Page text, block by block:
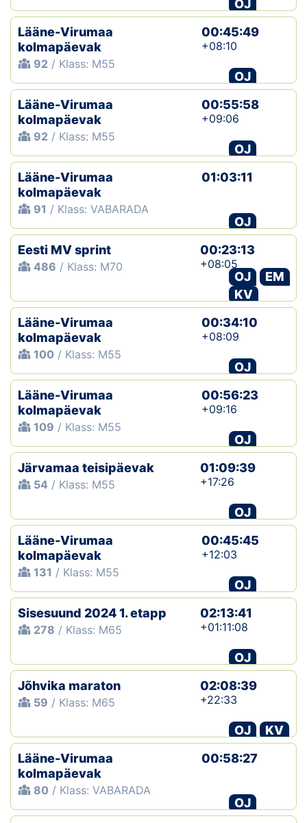
OJ
Lääne-Virumaa
kolmapäevak
92 / Klass: M55
00:45:49
+08:10
OJ
Lääne-Virumaa
kolmapäevak
92 / Klass: M55
00:55:58
+09:06
OJ
Lääne-Virumaa
kolmapäevak
91 / Klass: VABARADA
01:03:11
OJ
Eesti MV sprint
486 / Klass: M70
00:23:13
+08:05
OJ
EM
KV
Lääne-Virumaa
kolmapäevak
100 / Klass: M55
00:34:10
+08:09
OJ
Lääne-Virumaa
kolmapäevak
109 / Klass: M55
00:56:23
+09:16
OJ
Järvamaa teisipäevak
54 / Klass: M55
01:09:39
+17:26
OJ
Lääne-Virumaa
kolmapäevak
131 / Klass: M55
00:45:45
+12:03
OJ
Sisesuund 2024 1. etapp
278 / Klass: M65
02:13:41
+01:11:08
OJ
Jõhvika maraton
59 / Klass: M65
02:08:39
+22:33
OJ
KV
Lääne-Virumaa
kolmapäevak
80 / Klass: VABARADA
00:58:27
OJ